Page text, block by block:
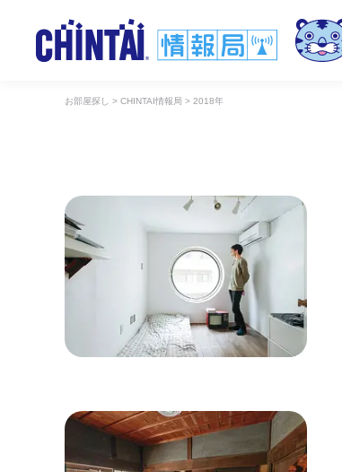
お部屋探し > CHINTAI情報局 > 2018年